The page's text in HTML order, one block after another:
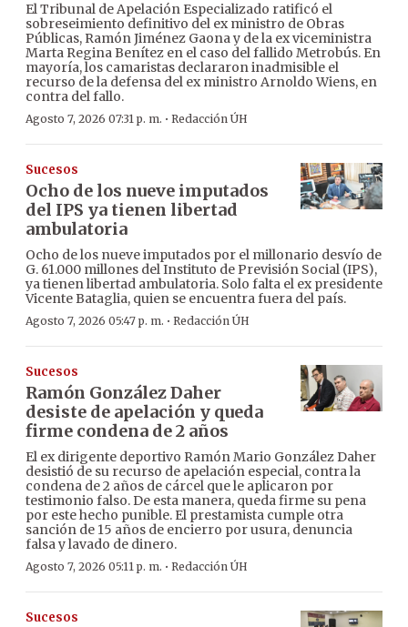
El Tribunal de Apelación Especializado ratificó el
sobreseimiento definitivo del ex ministro de Obras
Públicas, Ramón Jiménez Gaona y de la ex viceministra
Marta Regina Benítez en el caso del fallido Metrobús. En
mayoría, los camaristas declararon inadmisible el
recurso de la defensa del ex ministro Arnoldo Wiens, en
contra del fallo.
Agosto 7, 2026 07:31 p. m. · Redacción ÚH
Sucesos
Ocho de los nueve imputados
del IPS ya tienen libertad
ambulatoria
Ocho de los nueve imputados por el millonario desvío de
G. 61.000 millones del Instituto de Previsión Social (IPS),
ya tienen libertad ambulatoria. Solo falta el ex presidente
Vicente Bataglia, quien se encuentra fuera del país.
Agosto 7, 2026 05:47 p. m. · Redacción ÚH
Sucesos
Ramón González Daher
desiste de apelación y queda
firme condena de 2 años
El ex dirigente deportivo Ramón Mario González Daher
desistió de su recurso de apelación especial, contra la
condena de 2 años de cárcel que le aplicaron por
testimonio falso. De esta manera, queda firme su pena
por este hecho punible. El prestamista cumple otra
sanción de 15 años de encierro por usura, denuncia
falsa y lavado de dinero.
Agosto 7, 2026 05:11 p. m. · Redacción ÚH
Sucesos